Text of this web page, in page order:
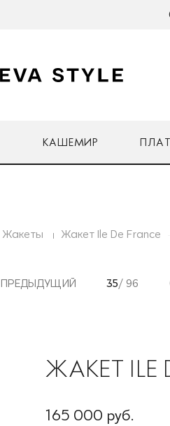
КАШЕМИР
Жакеты Жакет Ile De France
ПРЕДЫДУЩИЙ 35/ 96
ЖАКЕТ ILE
165 000 руб.